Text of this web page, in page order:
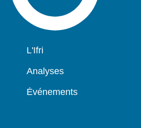
Navigation
L'Ifri
Analyses
Événements